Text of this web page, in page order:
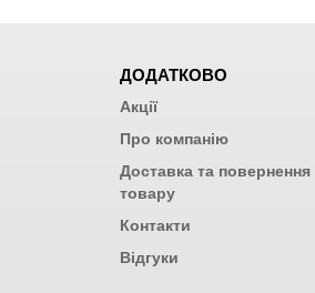
ДОДАТКОВО
Акції
Про компанію
Доставка та повернення
товару
Контакти
Відгуки